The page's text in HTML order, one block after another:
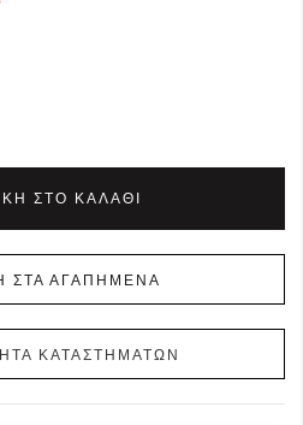
ΣΤΟ ΚΑΛΆΘΙ
ΣΤΑ ΑΓΑΠΗΜΈΝΑ
ΚΑΤΑΣΤΗΜΑΤΩΝ